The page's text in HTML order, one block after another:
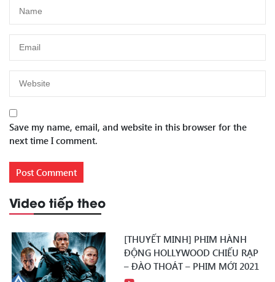
Save my name, email, and website in this browser for the
next time I comment.
Video tiếp theo
[THUYẾT MINH] PHIM HÀNH
ĐỘNG HOLLYWOOD CHIẾU RẠP
– ĐÀO THOÁT – PHIM MỚI 2021